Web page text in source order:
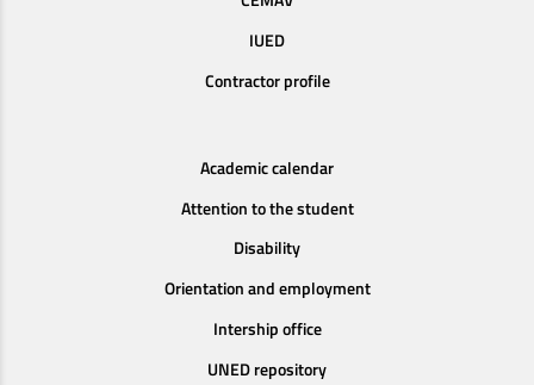
IUED
Contractor profile
Academic calendar
Attention to the student
Disability
Orientation and employment
Intership office
UNED repository